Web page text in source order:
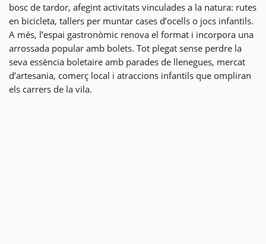
bosc de tardor, afegint activitats vinculades a la natura: rutes
en bicicleta, tallers per muntar cases d’ocells o jocs infantils.
A més, l’espai gastronòmic renova el format i incorpora una
arrossada popular amb bolets. Tot plegat sense perdre la
seva essència boletaire amb parades de llenegues, mercat
d’artesania, comerç local i atraccions infantils que ompliran
els carrers de la vila.